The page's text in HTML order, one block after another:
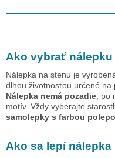
Ako vybrať nálepku
Nálepka na stenu je
dlhou životnosťou určené na
Nálepka nemá pozadie ,
motív. Vždy vyberajte
samolepky s farbou
Ako sa lepí nálepka